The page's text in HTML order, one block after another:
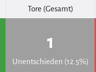
Tore (Gesamt)
1
Unentschieden (12.5%)